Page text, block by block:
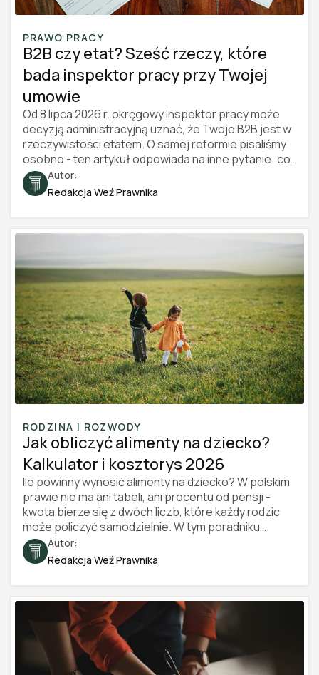
PRAWO PRACY
B2B czy etat? Sześć rzeczy, które
bada inspektor pracy przy Twojej
umowie
Od 8 lipca 2026 r. okręgowy inspektor pracy może
decyzją administracyjną uznać, że Twoje B2B jest w
rzeczywistości etatem. O samej reformie pisaliśmy
osobno - ten artykuł odpowiada na inne pytanie: co
konkretnie inspektor sprawdza i po czym poznać, że
współpraca wygląda jak stosunek pracy. Sześć
obszarów, konkretne czerwone i zielone flagi oraz
prawny na 2026 rok.
Autor:
Redakcja Weź Prawnika
RODZINA I ROZWODY
Jak obliczyć alimenty na dziecko?
Kalkulator i kosztorys 2026
Ile powinny wynosić alimenty na dziecko? W polskim
prawie nie ma ani tabeli, ani procentu od pensji -
kwota bierze się z dwóch liczb, które każdy rodzic
może policzyć samodzielnie. W tym poradniku
pokazujemy, jak zbudować kosztorys utrzymania
dziecka, jak podzielić go między rodziców i jak
udokumentować całość, żeby przekonała sąd.
kroku oraz darmowy kalkulator alimentów. Stan
prawny na 2026 rok.
Autor:
Redakcja Weź Prawnika